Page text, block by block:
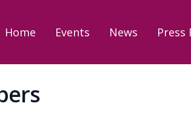
Home Events News Press